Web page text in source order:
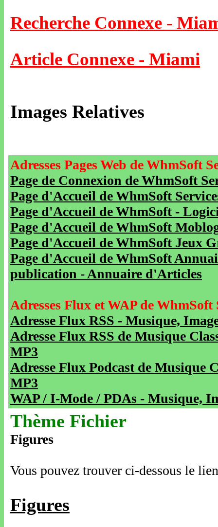
Recherche Connexe -
Article Connexe - Miami
Images Relatives
Adresses Pages Web de WhmSoft
Page de Connexion de WhmSoft
Page d'Accueil de WhmSoft
Page d'Accueil de WhmSoft -
Page d'Accueil de WhmSoft
Page d'Accueil de WhmSoft Jeux
Page d'Accueil de WhmSoft
publication - Annuaire d'Articles
Adresses Flux et WAP de WhmSoft
Adresse Flux RSS - Musique,
Adresse Flux RSS de Musique
MP3
Adresse Flux Podcast de Musique
MP3
WAP / I-Mode / PDAs - Musique,
Thème Fichier
Figures
Vous pouvez trouver ci-dessous le
Figures